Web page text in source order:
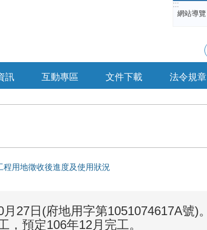
:::
網站導覽
訊 互動專區 文件下載 法令規章
用地徵收後進度及使用狀況
27日(府地用字第1051074617A號)。
，預定106年12月完工。